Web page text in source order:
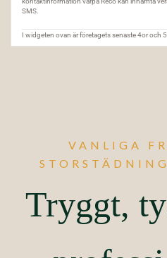
VANLIGA
Tryggt,